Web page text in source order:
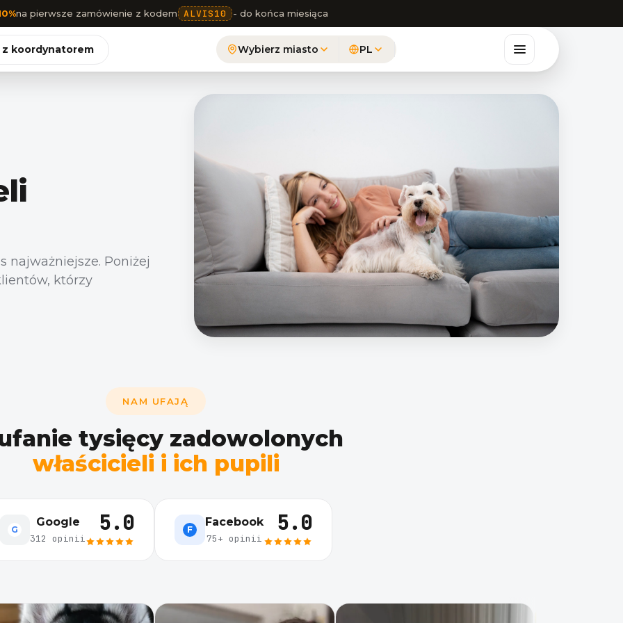
na pierwsze zamówienie z kodem ALVIS10 - do końca miesiąca
koordynatorem Wybierz miasto PL
najważniejsze. Poniżej
którzy
NAM UFAJĄ
tysięcy zadowolonych
właścicieli i ich pupili
G
Google
312 opinii
5.0 F
Facebook
75+ opinii
5.0